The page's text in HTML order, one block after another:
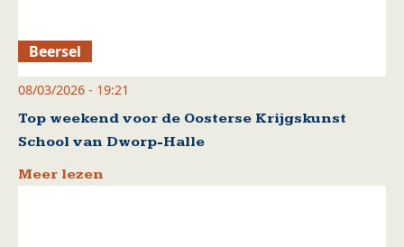
Beersel
08/03/2026 - 19:21
Top weekend voor de Oosterse Krijgskunst
School van Dworp-Halle
Meer lezen